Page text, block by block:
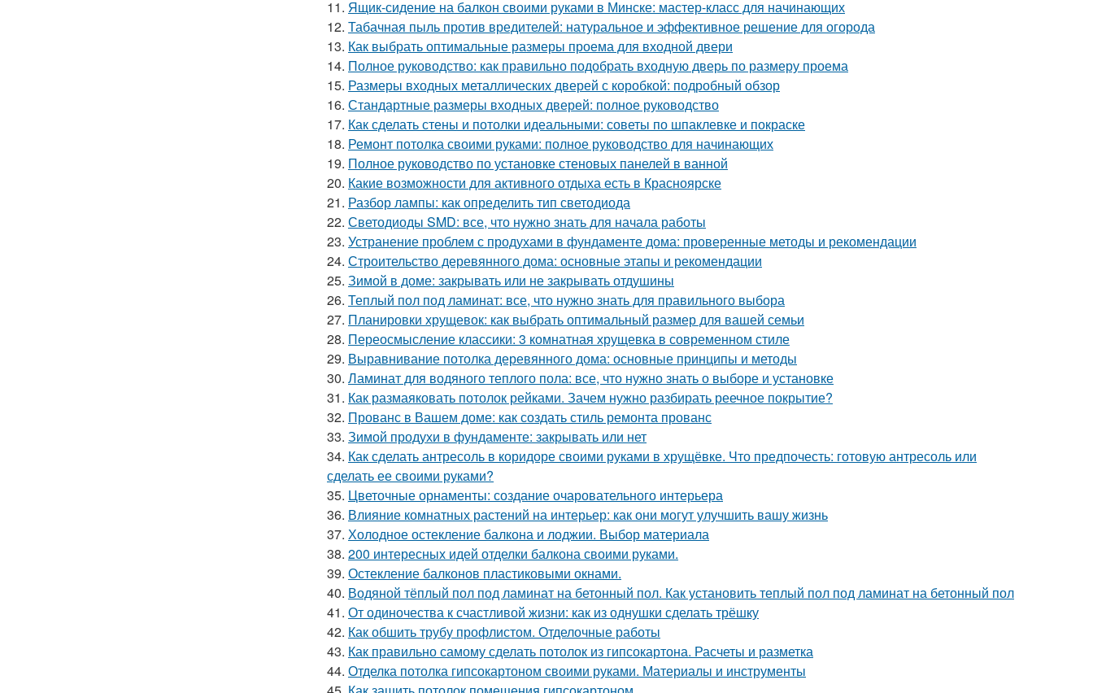
11. Ящик-сидение на балкон своими руками в Минске: мастер-класс для начинающих
12. Табачная пыль против вредителей: натуральное и эффективное решение для огорода
13. Как выбрать оптимальные размеры проема для входной двери
14. Полное руководство: как правильно подобрать входную дверь по размеру проема
15. Размеры входных металлических дверей с коробкой: подробный обзор
16. Стандартные размеры входных дверей: полное руководство
17. Как сделать стены и потолки идеальными: советы по шпаклевке и покраске
18. Ремонт потолка своими руками: полное руководство для начинающих
19. Полное руководство по установке стеновых панелей в ванной
20. Какие возможности для активного отдыха есть в Красноярске
21. Разбор лампы: как определить тип светодиода
22. Светодиоды SMD: все, что нужно знать для начала работы
23. Устранение проблем с продухами в фундаменте дома: проверенные методы и рекомендации
24. Строительство деревянного дома: основные этапы и рекомендации
25. Зимой в доме: закрывать или не закрывать отдушины
26. Теплый пол под ламинат: все, что нужно знать для правильного выбора
27. Планировки хрущевок: как выбрать оптимальный размер для вашей семьи
28. Переосмысление классики: 3 комнатная хрущевка в современном стиле
29. Выравнивание потолка деревянного дома: основные принципы и методы
30. Ламинат для водяного теплого пола: все, что нужно знать о выборе и установке
31. Как размаяковать потолок рейками. Зачем нужно разбирать реечное покрытие?
32. Прованс в Вашем доме: как создать стиль ремонта прованс
33. Зимой продухи в фундаменте: закрывать или нет
34. Как сделать антресоль в коридоре своими руками в хрущёвке. Что предпочесть: готовую антресоль или
сделать ее своими руками?
35. Цветочные орнаменты: создание очаровательного интерьера
36. Влияние комнатных растений на интерьер: как они могут улучшить вашу жизнь
37. Холодное остекление балкона и лоджии. Выбор материала
38. 200 интересных идей отделки балкона своими руками.
39. Остекление балконов пластиковыми окнами.
40. Водяной тёплый пол под ламинат на бетонный пол. Как установить теплый пол под ламинат на бетонный пол
41. От одиночества к счастливой жизни: как из однушки сделать трёшку
42. Как обшить трубу профлистом. Отделочные работы
43. Как правильно самому сделать потолок из гипсокартона. Расчеты и разметка
44. Отделка потолка гипсокартоном своими руками. Материалы и инструменты